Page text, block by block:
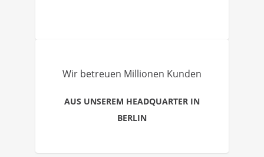
Wir betreuen Millionen Kunden
AUS UNSEREM HEADQUARTER IN
BERLIN